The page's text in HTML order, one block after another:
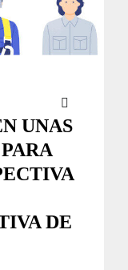
UNAS
DE